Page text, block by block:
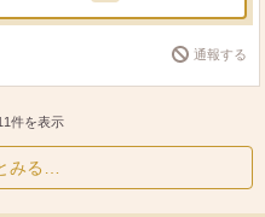
通報する
件を表示
みる…